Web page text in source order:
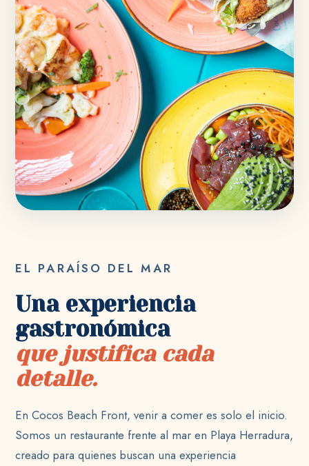
EL PARAÍSO DEL MAR
Una experiencia
gastronómica
que justifica cada
detalle.
En Cocos Beach Front, venir a comer es solo el inicio.
Somos un restaurante frente al mar en Playa Herradura,
creado para quienes buscan una experiencia